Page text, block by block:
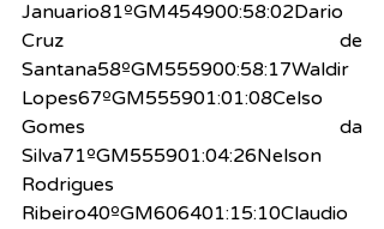
Januario81ºGM454900:58:02Dario
Cruz de
Santana58ºGM555900:58:17Waldir
Lopes67ºGM555901:01:08Celso
Gomes da
Silva71ºGM555901:04:26Nelson
Rodrigues
Ribeiro40ºGM606401:15:10Claudio